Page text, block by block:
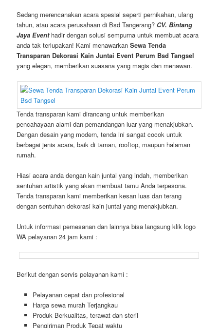
Sedang merencanakan acara spesial seperti pernikahan, ulang
tahun, atau acara perusahaan di Bsd Tangerang? CV. Bintang
Jaya Eventhadir dengan solusi sempurna untuk membuat acara
anda tak terlupakan! Kami menawarkanSewa Tenda
Transparan Dekorasi Kain Juntai Event Perum Bsd Tangsel
yang elegan, memberikan suasana yang magis dan menawan.
Tenda transparan kami dirancang untuk memberikan
pencahayaan alami dan pemandangan luar yang menakjubkan.
Dengan desain yang modern, tenda ini sangat cocok untuk
berbagai jenis acara, baik di taman, rooftop, maupun halaman
rumah.
Hiasi acara anda dengan kain juntai yang indah, memberikan
sentuhan artistik yang akan membuat tamu Anda terpesona.
Tenda transparan kami memberikan kesan luas dan terang
dengan sentuhan dekorasi kain juntai yang menakjubkan.
Untuk informasi pemesanan dan lainnya bisa langsung klik logo
WA pelayanan 24 jam kami :
Berikut dengan servis pelayanan kami :
Pelayanan cepat dan profesional
Harga sewa murah Terjangkau
Produk Berkualitas, terawat dan steril
Pengiriman Produk Tepat waktu